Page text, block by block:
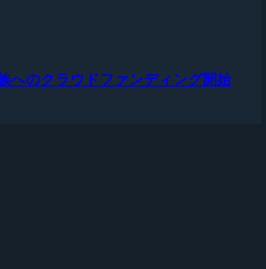
へのクラウドファンディング開始